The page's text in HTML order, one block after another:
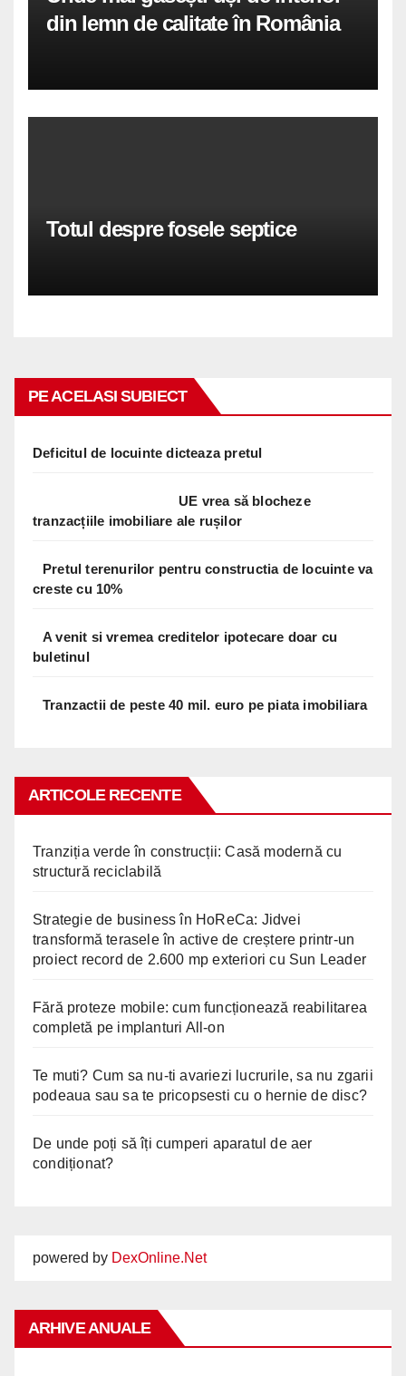
din lemn de calitate în România
Totul despre fosele septice
PE ACELASI SUBIECT
Deficitul de locuinte dicteaza pretul
UE vrea să blocheze
tranzacțiile imobiliare ale rușilor
Pretul terenurilor pentru constructia de locuinte va
creste cu 10%
A venit si vremea creditelor ipotecare doar cu
buletinul
Tranzactii de peste 40 mil. euro pe piata imobiliara
ARTICOLE RECENTE
Tranziția verde în construcții: Casă modernă cu
structură reciclabilă
Strategie de business în HoReCa: Jidvei
transformă terasele în active de creștere printr-un
proiect record de 2.600 mp exteriori cu Sun Leader
Fără proteze mobile: cum funcționează reabilitarea
completă pe implanturi All-on
Te muti? Cum sa nu-ti avariezi lucrurile, sa nu zgarii
podeaua sau sa te pricopsesti cu o hernie de disc?
De unde poți să îți cumperi aparatul de aer
condiționat?
powered by DexOnline.Net
ARHIVE ANUALE